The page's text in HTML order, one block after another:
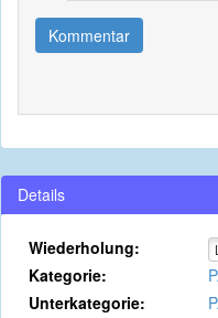
Kommentar
Details
Wiederholung:
Kategorie:
Unterkategorie: